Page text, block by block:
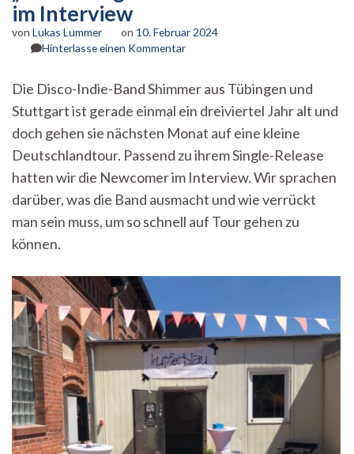
im Interview
von Lukas Lummer on 10. Februar 2024
Hinterlasse einen Kommentarzu
so
gern
dir“
–
Shimmer
Interview
Die Disco-Indie-Band Shimmer aus Tübingen und
Stuttgart ist gerade einmal ein dreiviertel Jahr alt und
doch gehen sie nächsten Monat auf eine kleine
Deutschlandtour. Passend zu ihrem Single-Release
hatten wir die Newcomer im Interview. Wir sprachen
darüber, was die Band ausmacht und wie verrückt
man sein muss, um so schnell auf Tour gehen zu
können.